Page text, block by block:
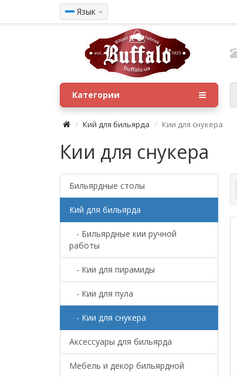
Язык
Категории
Кий для бильярда Кии для снукера
Кии для снукера
Бильярдные столы
Кий для бильярда
- Бильярдные кии ручной
работы
- Кии для пирамиды
- Кии для пула
- Кии для снукера
Аксессуары для бильярда
Мебель и декор бильярдной